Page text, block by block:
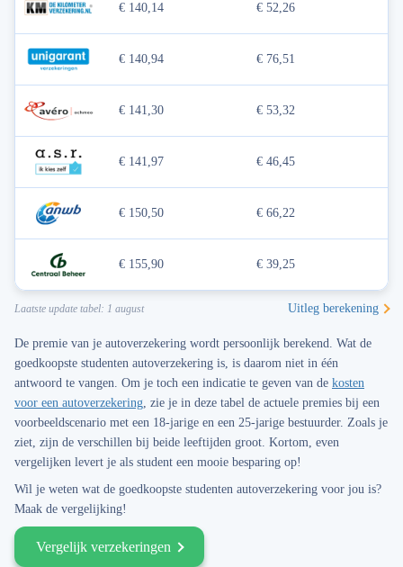
€ 140,14 € 52,26
€ 140,94 € 76,51
€ 141,30 € 53,32
€ 141,97 € 46,45
€ 150,50 € 66,22
€ 155,90 € 39,25
Laatste update tabel: 1 august Uitleg berekening
De premie van je autoverzekering wordt persoonlijk berekend. Wat de
goedkoopste studenten autoverzekering is, is daarom niet in één
antwoord te vangen. Om je toch een indicatie te geven van de kosten
voor een autoverzekering, zie je in deze tabel de actuele premies bij een
voorbeeldscenario met een 18-jarige en een 25-jarige bestuurder. Zoals je
ziet, zijn de verschillen bij beide leeftijden groot. Kortom, even
vergelijken levert je als student een mooie besparing op!
Wil je weten wat de goedkoopste studenten autoverzekering voor jou is?
Maak de vergelijking!
Vergelijk verzekeringen